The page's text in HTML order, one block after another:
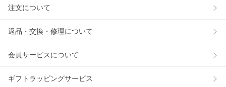
注文について
返品・交換・修理について
会員サービスについて
ギフトラッピングサービス